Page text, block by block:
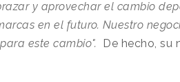
y aprovechar el cambio
en el futuro. Nuestro
este cambio". De hecho, su